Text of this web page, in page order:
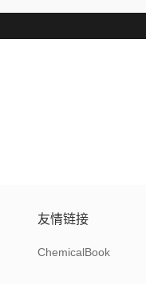
友情链接
ChemicalBook